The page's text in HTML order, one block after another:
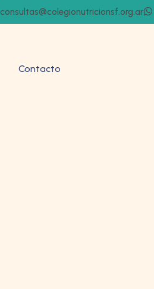
consultas@colegionutricionsf.org.ar
Contacto